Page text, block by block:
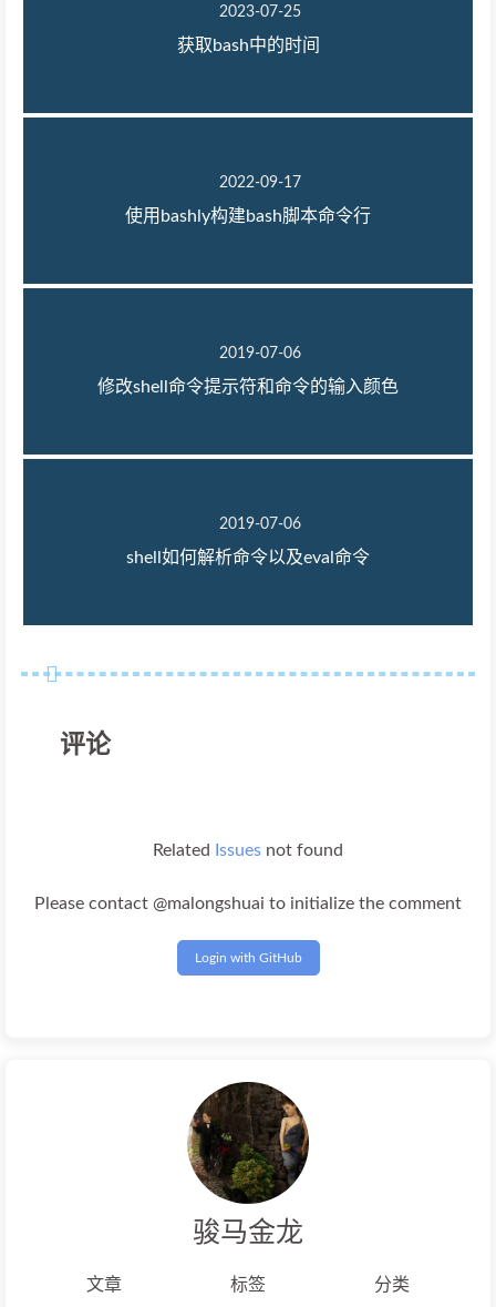
2023-07-25
获取bash中的时间
2022-09-17
使用bashly构建bash脚本命令行
2019-07-06
修改shell命令提示符和命令的输入颜色
2019-07-06
shell如何解析命令以及eval命令
评论
Related Issues not found
Please contact @malongshuai to initialize the comment
Login with GitHub
骏马金龙
文章 标签 分类